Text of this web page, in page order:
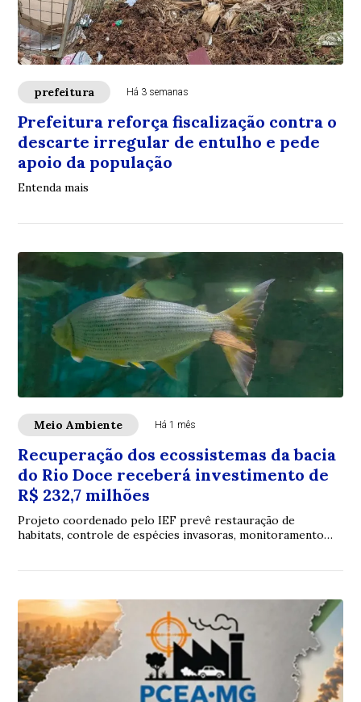
prefeitura Há 3 semanas
Prefeitura reforça fiscalização contra o
descarte irregular de entulho e pede
apoio da população
Entenda mais
Meio Ambiente Há 1 mês
Recuperação dos ecossistemas da bacia
do Rio Doce receberá investimento de
R$ 232,7 milhões
Projeto coordenado pelo IEF prevê restauração de
habitats, controle de espécies invasoras, monitoramento